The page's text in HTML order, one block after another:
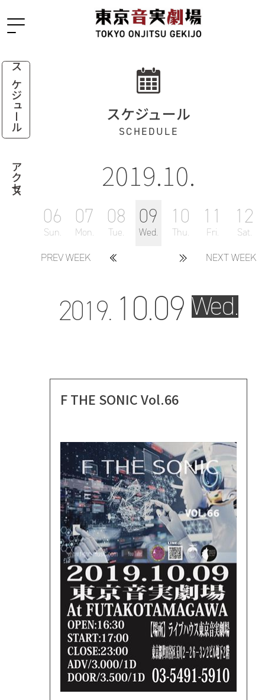
スケジュール
アクセス
スケジュール
SCHEDULE
2019.10.
PREV WEEK
06
Sun.
07
Mon.
08
Tue.
09
Wed.
10
Thu.
11
Fri.
12
Sat.
NEXT WEEK
2019. 10.09 Wed.
F THE SONIC Vol.66